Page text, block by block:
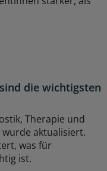
die wichtigsten
Therapie und
wurde aktualisiert.
was für
ist.